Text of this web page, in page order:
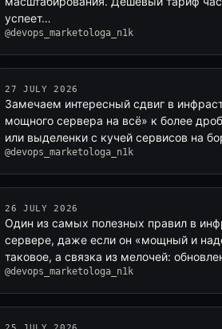
успеет…
@devops_marketologa_n1k
27 JULY 2026
Замечаем интересный сдвиг в
мощного сервера на всё» к более
или выделенки с кучей сервисов на
@devops_marketologa_n1k
26 JULY 2026
Один из самых полезных правил в
сервере, даже если он «мощный и
таковое, а связка из мелочей:
@devops_marketologa_n1k